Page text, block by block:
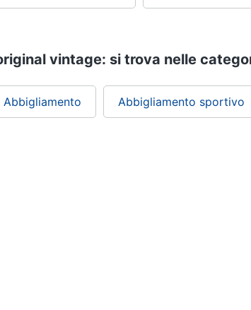
vintage: si trova nelle
Abbigliamento Abbigliamento sportivo